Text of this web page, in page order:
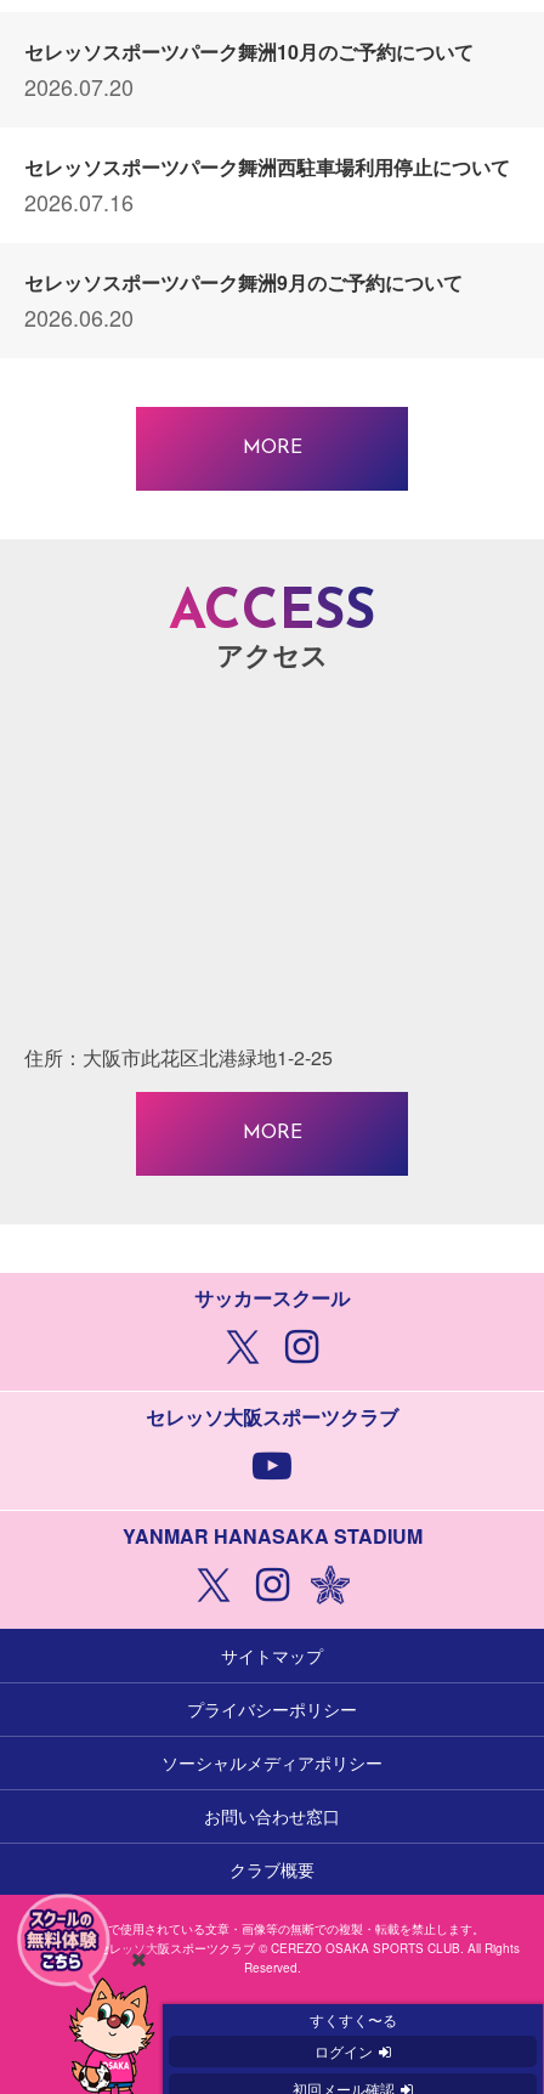
2026.07.20
セレッソスポーツパーク舞洲10月のご予約について
2026.07.16
セレッソスポーツパーク舞洲西駐車場利用停止について
2026.06.20
セレッソスポーツパーク舞洲9月のご予約について
MORE
ACCESS
アクセス
住所：大阪市此花区北港緑地1-2-25
MORE
サッカースクール
セレッソ大阪スポーツクラブ
YANMAR HANASAKA STADIUM
サイトマップ
プライバシーポリシー
ソーシャルメディアポリシー
お問い合わせ窓口
クラブ概要
本サイトで使用されている文章・画像等の無断での複製・転載を禁止します。
一般社団法人セレッソ大阪スポーツクラブ © CEREZO OSAKA SPORTS CLUB. All Rights
Reserved.
閉
じ
る
すくすく〜る
ログイン
初回メール確認